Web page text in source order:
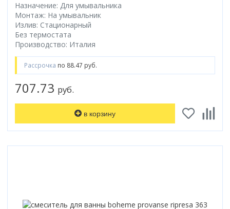
Назначение: Для умывальника
Монтаж: На умывальник
Излив: Стационарный
Без термостата
Производство: Италия
Рассрочка по 88.47 руб.
707.73 руб.
в корзину